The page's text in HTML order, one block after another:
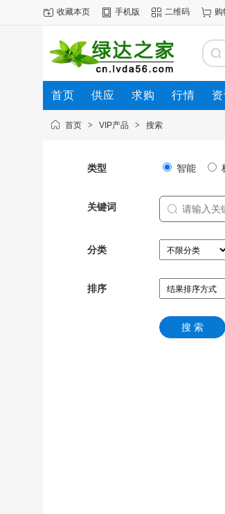
收藏本页 手机版 二维码 购
首页 供应 求购 行情
首页 > VIP产品 > 搜索
类型 智能
关键词
分类
排序